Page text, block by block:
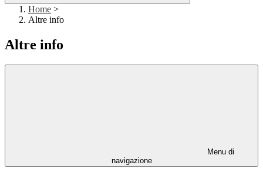
Home >
Altre info
Altre info
Menu di
navigazione